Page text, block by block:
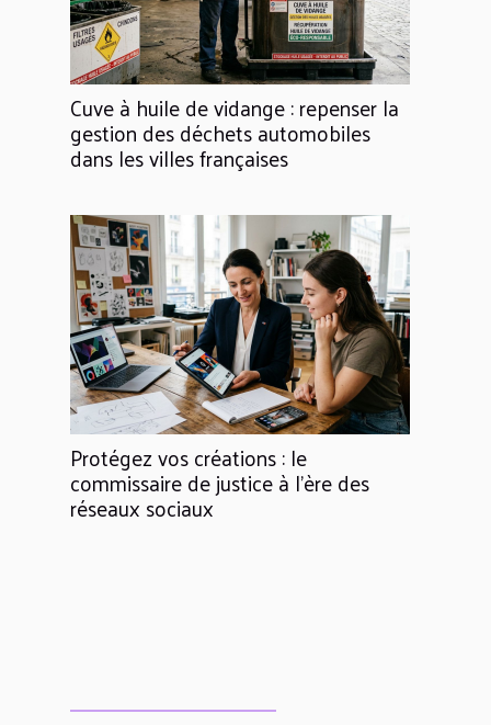
Cuve à huile de vidange : repenser la
gestion des déchets automobiles
dans les villes françaises
Protégez vos créations : le
commissaire de justice à l’ère des
réseaux sociaux